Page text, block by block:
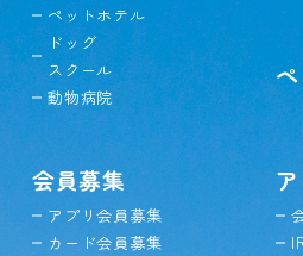
ペットホテル
ドッグ
スクール
動物病院
会員募集
アプリ会員募集
カード会員募集